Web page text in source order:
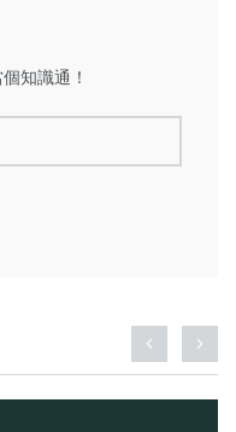
知識通！